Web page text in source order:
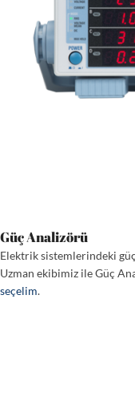
Güç Analizörü
Elektrik sistemlerindeki
Uzman ekibimiz ile Güç
seçelim.